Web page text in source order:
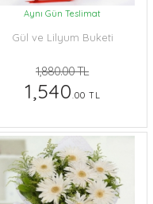
Aynı Gün Teslimat
Gül ve Lilyum Buketi
1,880.00 TL
1,540.00 TL